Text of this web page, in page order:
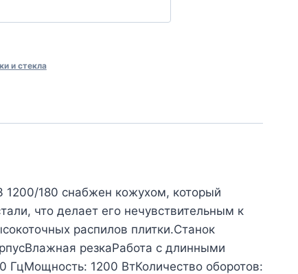
и стекла
1200/180 снабжен кожухом, который
что делает его нечувствительным к
распилов плитки.Станок
резкаРабота с длинными
1200 ВтКоличество оборотов: